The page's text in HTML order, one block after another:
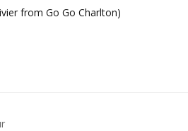
from Go Go Charlton)